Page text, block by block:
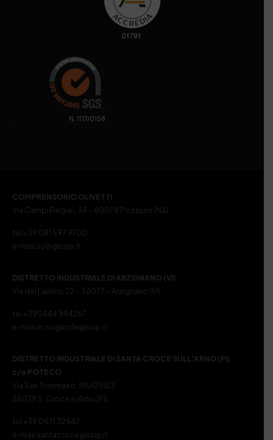
. N. IT17/0158
COMPRENSORIO OLIVETTI
Via Campi Flegrei, 34 – 80078 Pozzuoli (NA)
tel +39 081 597 91 00
e-mail ssip@ssip.it
DISTRETTO INDUSTRIALE DI ARZIGNANO (VI)
Via del Lavoro, 22 – 36077 – Arzignano (VI)
tel +390444 994267
e-mail m.nogarole@ssip.it
DISTRETTO INDUSTRIALE DI SANTA CROCE SULL’ARNO (PI)
c/o POTECO
Via San Tommaso, 119/121/123
56029 S. Croce s/Arno (PI)
tel +39 0571 32542
e-mail santacroce@ssip.it